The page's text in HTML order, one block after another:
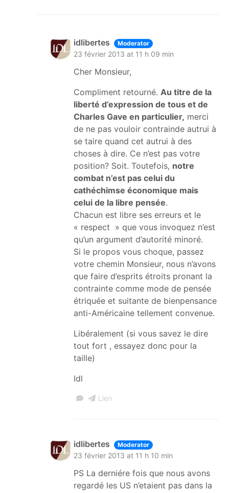
idlibertes Moderator
23 février 2013 at 11 h 09 min
Cher Monsieur,
Compliment retourné. Au titre de la
liberté d’expression de tous et de
Charles Gave en particulier, merci
de ne pas vouloir contrainde autrui à
se taire quand cet autrui à des
choses à dire. Ce n’est pas votre
position? Soit. Toutefois, notre
combat n’est pas celui du
cathéchimse économique mais
celui de la libre pensée.
Chacun est libre ses erreurs et le
« respect » que vous invoquez n’est
qu’un argument d’autorité minoré.
Si le propos vous choque, passez
votre chemin Monsieur, nous n’avons
que faire d’esprits étroits pronant la
contrainte comme mode de pensée
étriquée et suitante de bienpensance
anti-Américaine tellement convenue.
Libéralement (si vous savez le dire
tout fort , essayez donc pour la
taille)
Idl
Lien
idlibertes Moderator
23 février 2013 at 11 h 10 min
PS La derniére fois que nous avons
regardé les US n’etaient pas dans la